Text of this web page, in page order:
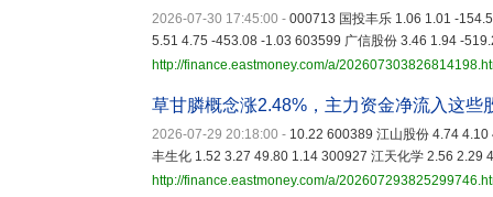
2026-07-30 17:45:00 - 000713 国投丰乐 1.06 1.01 -
5.51 4.75 -453.08 -1.03 603599 广信股份 3.46 1.94 -
http://finance.eastmoney.com/a/
草甘膦概念涨2.48%，主力资金净流入这些
2026-07-29 20:18:00 - 10.22 600389 江山股份 4.74
丰生化 1.52 3.27 49.80 1.14 300927 江天化学 2.56 2.29
http://finance.eastmoney.com/a/